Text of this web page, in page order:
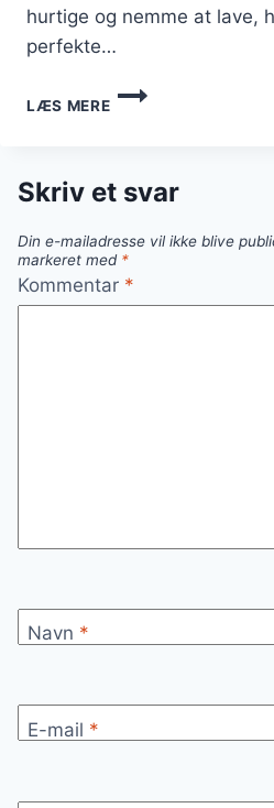
hurtige og nemme at lave,
perfekte…
LÆS MERETIL
Skriv et svar
Din e-mailadresse vil ikke blive
markeret med *
Kommentar *
Navn *
E-mail *